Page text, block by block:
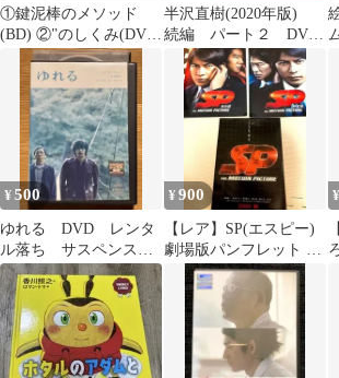
①鍵泥棒のメソッド
(BD) ②"のしくみ(DVD
) ③お父さんの恋(DVD
半沢直樹(2020年版)
続編 パート２ DVD
全６巻セット
¥500
ゆれる DVD レンタ
ル落ち サスペンス
ドラマ
¥900
【レア】SP(エスピー)
劇場版パンフレット 野
望篇・革命篇 チラシ
【希少】
¥